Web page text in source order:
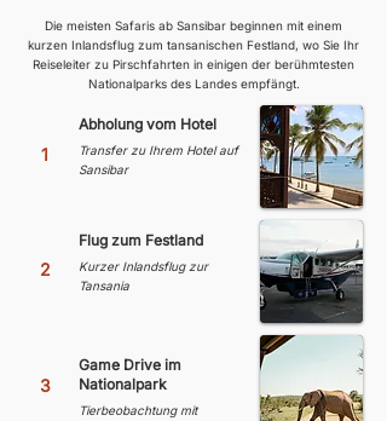
Die meisten Safaris ab Sansibar beginnen mit einem
kurzen Inlandsflug zum tansanischen Festland, wo Sie Ihr
Reiseleiter zu Pirschfahrten in einigen der berühmtesten
Nationalparks des Landes empfängt.
1
Abholung vom Hotel
Transfer zu Ihrem Hotel auf
Sansibar
2
Flug zum Festland
Kurzer Inlandsflug zur
Tansania
3
Game Drive im
Nationalpark
Tierbeobachtung mit